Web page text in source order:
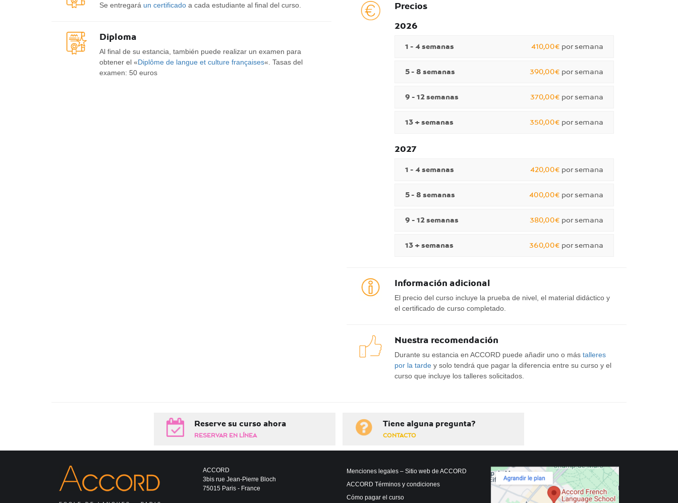
Se entregará un certificado a cada estudiante al final del curso.
Diploma
Al final de su estancia, también puede realizar un examen para
obtener el «Diplôme de langue et culture françaises«. Tasas del
examen: 50 euros
Precios
2026
1 - 4 semanas 410,00€ por semana
5 - 8 semanas 390,00€ por semana
9 - 12 semanas 370,00€ por semana
13 + semanas 350,00€ por semana
2027
1 - 4 semanas 420,00€ por semana
5 - 8 semanas 400,00€ por semana
9 - 12 semanas 380,00€ por semana
13 + semanas 360,00€ por semana
Información adicional
El precio del curso incluye la prueba de nivel, el material didáctico y
el certificado de curso completado.
Nuestra recomendación
Durante su estancia en ACCORD puede añadir uno o más talleres
por la tarde y solo tendrá que pagar la diferencia entre su curso y el
curso que incluye los talleres solicitados.
Reserve su curso ahora
RESERVAR EN LÍNEA
Tiene alguna pregunta?
CONTACTO
ACCORD
3bis rue Jean-Pierre Bloch
75015 Paris - France
Menciones legales – Sitio web de ACCORD
ACCORD Términos y condiciones
Cómo pagar el curso